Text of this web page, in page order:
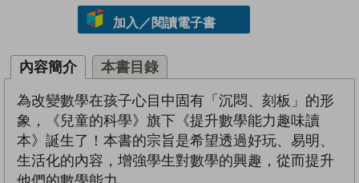
加入／閱讀電子書
內容簡介 本書目錄
為改變數學在孩子心目中固有「沉悶、刻板」的形
象，《兒童的科學》旗下《提升數學能力趣味讀
本》誕生了！本書的宗旨是希望透過好玩、易明、
生活化的內容，增強學生對數學的興趣，從而提升